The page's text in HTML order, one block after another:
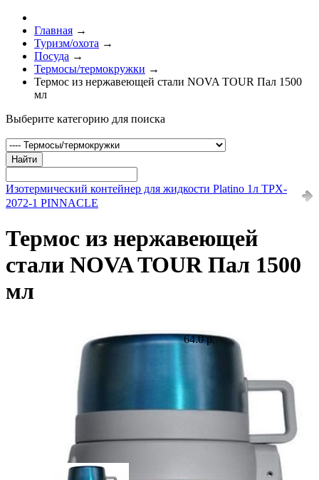
Главная →
Туризм/охота →
Посуда →
Термосы/термокружки →
Термос из нержавеющей стали NOVA TOUR Пал 1500
мл
Выберите категорию для поиска
Найти
Изотермический контейнер для жидкости Platino 1л TPX-
2072-1 PINNACLE
Термос из нержавеющей
стали NOVA TOUR Пал 1500
мл
64.0 р.